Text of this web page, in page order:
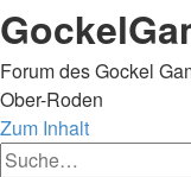
Forum des Gockel
Ober-Roden
Zum Inhalt